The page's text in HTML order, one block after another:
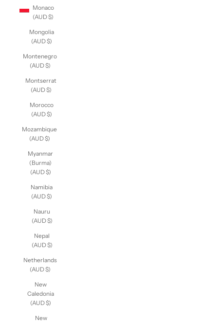
Monaco
(AUD $)
Mongolia
(AUD $)
Montenegro
(AUD $)
Montserrat
(AUD $)
Morocco
(AUD $)
Mozambique
(AUD $)
Myanmar
(Burma)
(AUD $)
Namibia
(AUD $)
Nauru
(AUD $)
Nepal
(AUD $)
Netherlands
(AUD $)
New
Caledonia
(AUD $)
New